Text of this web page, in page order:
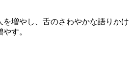
増やし、舌のさわやかな語りかけ
す。